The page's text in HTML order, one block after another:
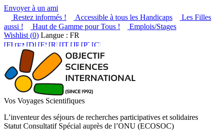
Envoyer à un ami
Restez informés !
Accessible à tous les Handicaps
Les Filles
aussi !
Haut de Gamme pour Tous !
Emplois/Stages
Wishlist (0) Langue : FR
Vos Voyages Scientifiques
L’inventeur des séjours de recherches participatives et solidaires
Statut Consultatif Spécial auprès de l’ONU (ECOSOC)